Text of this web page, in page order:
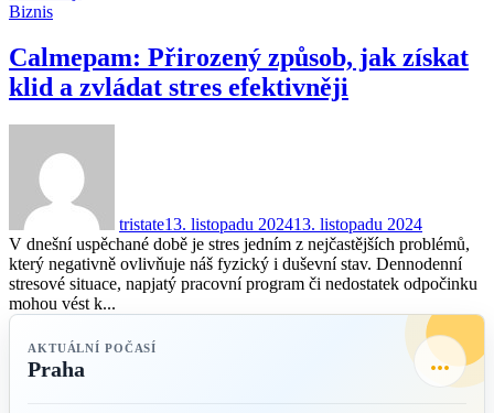
Biznis
Calmepam: Přirozený způsob, jak získat
klid a zvládat stres efektivněji
tristate13. listopadu 202413. listopadu 2024
V dnešní uspěchané době je stres jedním z nejčastějších problémů,
který negativně ovlivňuje náš fyzický i duševní stav. Dennodenní
stresové situace, napjatý pracovní program či nedostatek odpočinku
mohou vést k...
AKTUÁLNÍ POČASÍ
Praha ...